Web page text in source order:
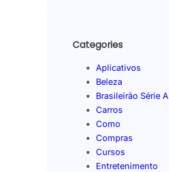
Categories
Aplicativos
Beleza
Brasileirão Série A
Carros
Como
Compras
Cursos
Entretenimento